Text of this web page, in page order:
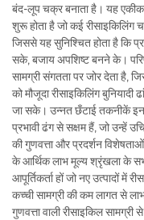
बंद-लूप चक्र बनाता है। यह
शुरू होता है जो कई रीसाइकिलिंग
जिससे यह सुनिश्चित होता है कि
सके, बजाय अपशिष्ट बनने के।
सामग्री संगतता पर जोर देता है,
को मौजूदा रीसाइकिलिंग
जा सके। उन्नत छँटाई तकनीकें
प्रभावी ढंग से सक्षम हैं, जो उन्हें
की गुणवत्ता और प्रदर्शन
के आर्थिक लाभ मूल्य श्रृंखला के
आपूर्तिकर्ता हों जो नए उत्पादों में
कच्ची सामग्री की कम लागत से
गुणवत्ता वाली रीसाइकिल